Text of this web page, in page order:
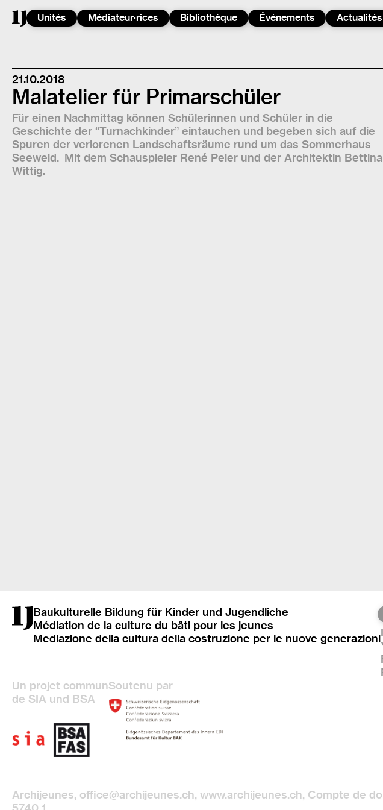
Unités Médiateur·rices Bibliothèque Événements Actualités
21.10.2018
Malatelier für Primarschüler
Für einen Nachmittag können Schülerinnen und Schüler in die
Geschichte der “Turnachkinder” eintauchen und begeben sich auf die
Spuren der verlorenen Landschaftsräume rund um das Sommerhaus
Seeweid. Mit dem Schauspieler René Peier und der Architektin Bettina
Wittig.
Baukulturelle Bildung für Kinder und Jugendliche
Médiation de la culture du bâti pour les jeunes
Mediazione della cultura della costruzione per le nuove generazioni
Un projet commun
de SIA und BSA
Soutenu par
Archijeunes, office@archijeunes.ch, www.archijeunes.ch, Compte de